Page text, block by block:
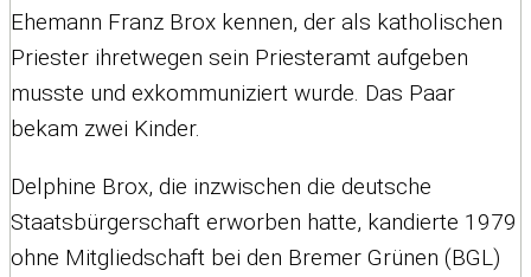
Ehemann Franz Brox kennen, der als katholischen
Priester ihretwegen sein Priesteramt aufgeben
musste und exkommuniziert wurde. Das Paar
bekam zwei Kinder.
Delphine Brox, die inzwischen die deutsche
Staatsbürgerschaft erworben hatte, kandierte 1979
ohne Mitgliedschaft bei den Bremer Grünen (BGL)